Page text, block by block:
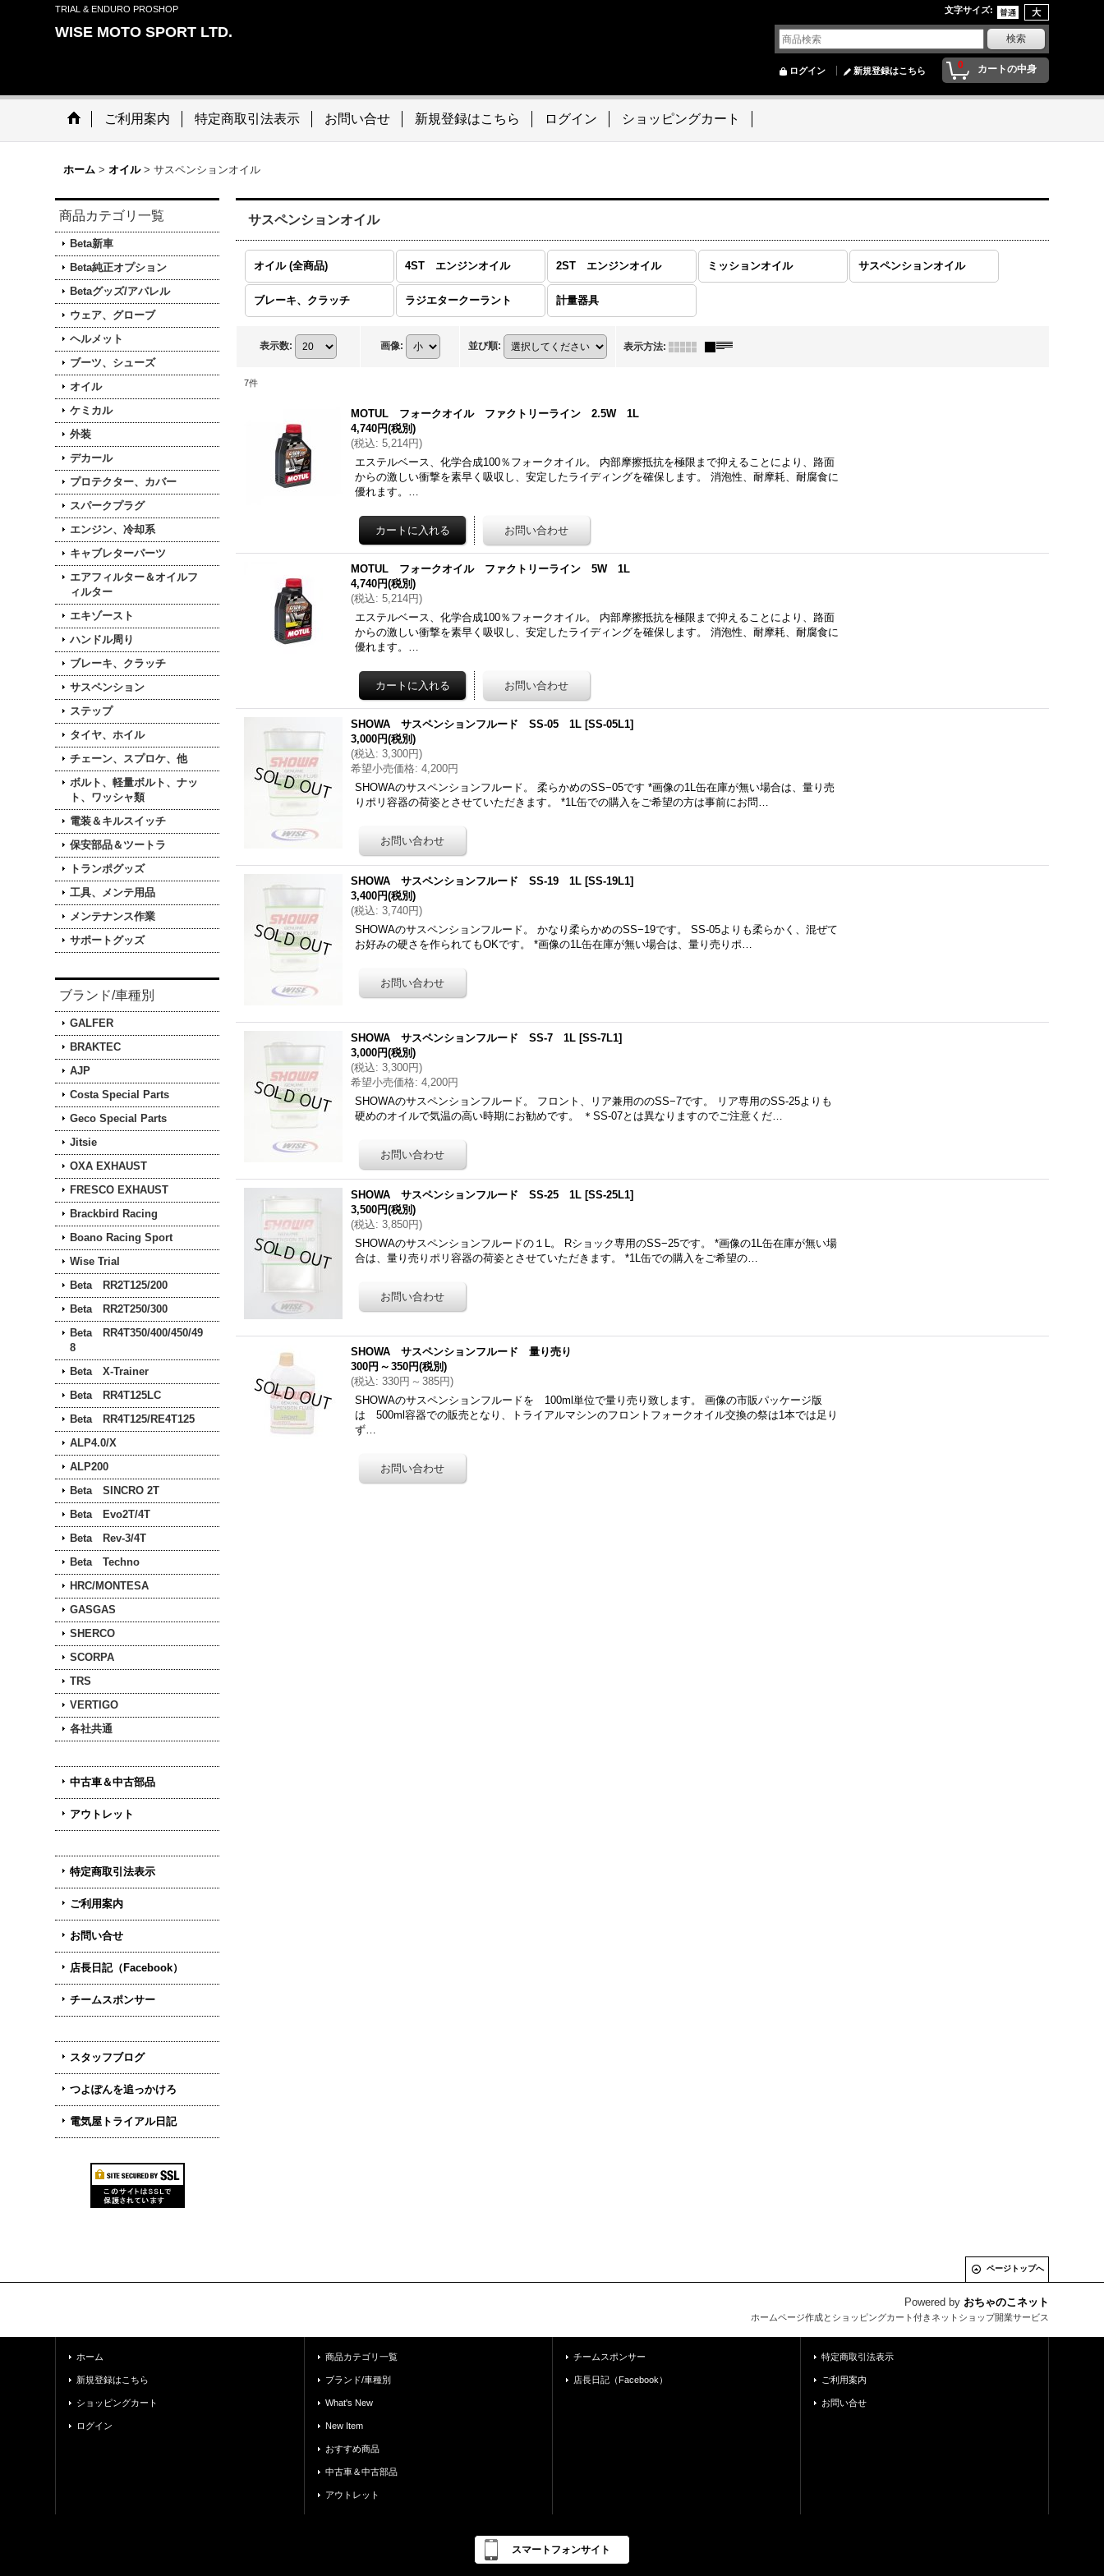
TRIAL & ENDURO PROSHOP 文字サイズ:
WISE MOTO SPORT LTD.
0 カートの中身
ログイン 新規登録はこちら
ご利用案内 特定商取引法表示 お問い合せ 新規登録はこちら ログイン ショッピングカート
ホーム > オイル > サスペンションオイル
商品カテゴリ一覧
Beta新車
Beta純正オプション
Betaグッズ/アパレル
ウェア、グローブ
ヘルメット
ブーツ、シューズ
オイル
ケミカル
外装
デカール
プロテクター、カバー
スパークプラグ
エンジン、冷却系
キャブレターパーツ
エアフィルター＆オイルフ
ィルター
エキゾースト
ハンドル周り
ブレーキ、クラッチ
サスペンション
ステップ
タイヤ、ホイル
チェーン、スプロケ、他
ボルト、軽量ボルト、ナッ
ト、ワッシャ類
電装＆キルスイッチ
保安部品＆ツートラ
トランポグッズ
工具、メンテ用品
メンテナンス作業
サポートグッズ
ブランド/車種別
GALFER
BRAKTEC
AJP
Costa Special Parts
Geco Special Parts
Jitsie
OXA EXHAUST
FRESCO EXHAUST
Brackbird Racing
Boano Racing Sport
Wise Trial
Beta RR2T125/200
Beta RR2T250/300
Beta RR4T350/400/450/49
8
Beta X-Trainer
Beta RR4T125LC
Beta RR4T125/RE4T125
ALP4.0/X
ALP200
Beta SINCRO 2T
Beta Evo2T/4T
Beta Rev-3/4T
Beta Techno
HRC/MONTESA
GASGAS
SHERCO
SCORPA
TRS
VERTIGO
各社共通
中古車＆中古部品
アウトレット
特定商取引法表示
ご利用案内
お問い合せ
店長日記（Facebook）
チームスポンサー
スタッフブログ
つよぽんを追っかけろ
電気屋トライアル日記
サスペンションオイル
オイル (全商品) 4ST エンジンオイル 2ST エンジンオイル ミッションオイル サスペンションオイル
ブレーキ、クラッチ ラジエタークーラント 計量器具
表示数: 画像: 並び順: 表示方法:
7件
MOTUL フォークオイル ファクトリーライン 2.5W 1L
4,740円(税別)
(税込: 5,214円)
エステルベース、化学合成100％フォークオイル。 内部摩擦抵抗を極限まで抑えることにより、路面
からの激しい衝撃を素早く吸収し、安定したライディングを確保します。 消泡性、耐摩耗、耐腐食に
優れます。…
MOTUL フォークオイル ファクトリーライン 5W 1L
4,740円(税別)
(税込: 5,214円)
エステルベース、化学合成100％フォークオイル。 内部摩擦抵抗を極限まで抑えることにより、路面
からの激しい衝撃を素早く吸収し、安定したライディングを確保します。 消泡性、耐摩耗、耐腐食に
優れます。…
SHOWA サスペンションフルード SS-05 1L [SS-05L1]
3,000円(税別)
(税込: 3,300円)
希望小売価格: 4,200円
SHOWAのサスペンションフルード。 柔らかめのSS−05です *画像の1L缶在庫が無い場合は、量り売
りポリ容器の荷姿とさせていただきます。 *1L缶での購入をご希望の方は事前にお問…
SHOWA サスペンションフルード SS-19 1L [SS-19L1]
3,400円(税別)
(税込: 3,740円)
SHOWAのサスペンションフルード。 かなり柔らかめのSS−19です。 SS-05よりも柔らかく、混ぜて
お好みの硬さを作られてもOKです。 *画像の1L缶在庫が無い場合は、量り売りポ…
SHOWA サスペンションフルード SS-7 1L [SS-7L1]
3,000円(税別)
(税込: 3,300円)
希望小売価格: 4,200円
SHOWAのサスペンションフルード。 フロント、リア兼用ののSS−7です。 リア専用のSS-25よりも
硬めのオイルで気温の高い時期にお勧めです。 ＊SS-07とは異なりますのでご注意くだ…
SHOWA サスペンションフルード SS-25 1L [SS-25L1]
3,500円(税別)
(税込: 3,850円)
SHOWAのサスペンションフルードの１L。 Rショック専用のSS−25です。 *画像の1L缶在庫が無い場
合は、量り売りポリ容器の荷姿とさせていただきます。 *1L缶での購入をご希望の…
SHOWA サスペンションフルード 量り売り
300円 ～ 350円(税別)
(税込: 330円 ～ 385円)
SHOWAのサスペンションフルードを 100ml単位で量り売り致します。 画像の市販パッケージ版
は 500ml容器での販売となり、トライアルマシンのフロントフォークオイル交換の祭は1本では足り
ず…
ページトップへ
Powered by おちゃのこネット
ホームページ作成とショッピングカート付きネットショップ開業サービス
ホーム
新規登録はこちら
ショッピングカート
ログイン
商品カテゴリ一覧
ブランド/車種別
What's New
New Item
おすすめ商品
中古車＆中古部品
アウトレット
チームスポンサー
店長日記（Facebook）
特定商取引法表示
ご利用案内
お問い合せ
スマートフォンサイト